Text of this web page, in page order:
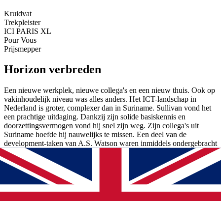
Kruidvat
Trekpleister
ICI PARIS XL
Pour Vous
Prijsmepper
Horizon verbreden
Een nieuwe werkplek, nieuwe collega's en een nieuw thuis. Ook op
vakinhoudelijk niveau was alles anders. Het ICT-landschap in
Nederland is groter, complexer dan in Suriname. Sullivan vond het
een prachtige uitdaging. Dankzij zijn solide basiskennis en
doorzettingsvermogen vond hij snel zijn weg. Zijn collega's uit
Suriname hoefde hij nauwelijks te missen. Een deel van de
development-taken van A.S. Watson waren inmiddels ondergebracht
bij Qualogy Caribbean, waardoor Sullivan nog regelmatig contact
had met zijn collega's uit Suriname.
Volop vruchten geplukt